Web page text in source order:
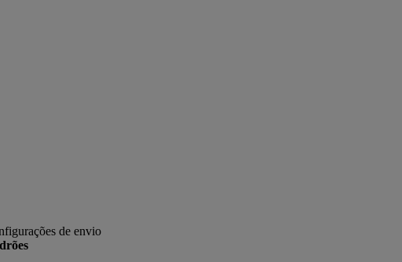
de envio